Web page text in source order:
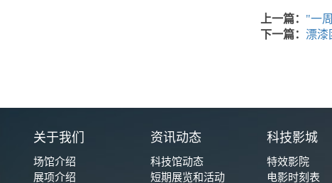
上一篇： "一
下一篇： 漂漆
关于我们
场馆介绍
展项介绍
资讯动态
科技馆动态
短期展览和活动
科技影城
特效影院
电影时刻表